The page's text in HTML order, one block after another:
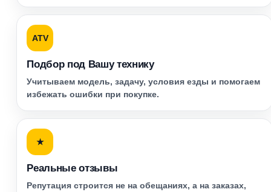
ATV
Подбор под Вашу технику
Учитываем модель, задачу, условия езды и помогаем
избежать ошибки при покупке.
★
Реальные отзывы
Репутация строится не на обещаниях, а на заказах,